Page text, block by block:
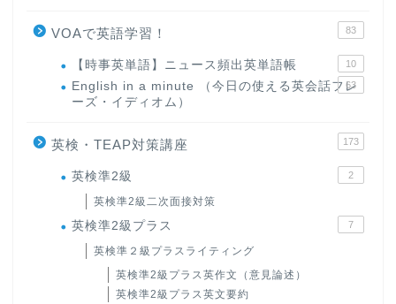
VOAで英語学習！ 83
【時事英単語】ニュース頻出英単語帳 10
English in a minute （今日の使える英会話フレ
ーズ・イディオム）
63
英検・TEAP対策講座 173
英検準2級 2
英検準2級二次面接対策
英検準2級プラス 7
英検準２級プラスライティング
英検準2級プラス英作文（意見論述）
英検準2級プラス英文要約